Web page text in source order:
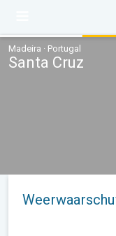
Madeira · Portugal
Santa Cruz